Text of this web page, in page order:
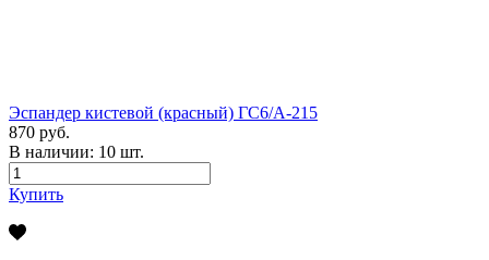
Эспандер кистевой (красный) ГС6/А-215
870 руб.
В наличии: 10 шт.
Купить